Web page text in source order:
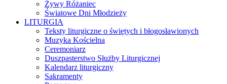
Żywy Różaniec
Światowe Dni Młodzieży
LITURGIA
Teksty liturgiczne o świętych i błogosławionych
Muzyka Kościelna
Ceremoniarz
Duszpasterstwo Służby Liturgicznej
Kalendarz liturgiczny
Sakramenty